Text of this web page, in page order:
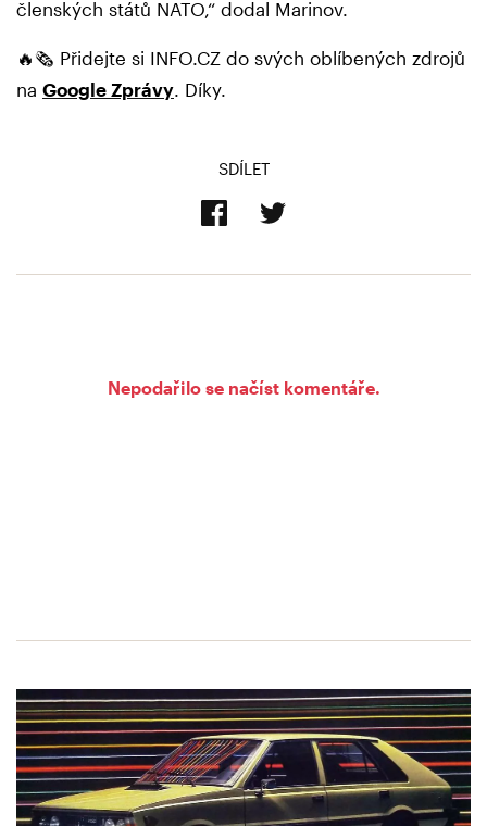
členských států NATO,“ dodal Marinov.
🔥🗞️ Přidejte si INFO.CZ do svých oblíbených zdrojů
na Google Zprávy. Díky.
SDÍLET
Nepodařilo se načíst komentáře.